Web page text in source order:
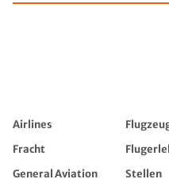
Airlines
Fracht
General Aviation
Stellen